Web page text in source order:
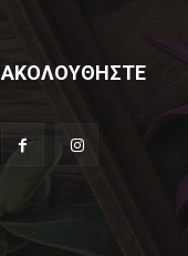
ΑΚΟΛΟΥΘΗΣΤΕ